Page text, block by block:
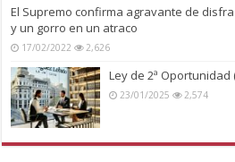
El Supremo confirma agravante de
y un gorro en un atraco
17/02/2022 2,626
Ley de 2ª
23/01/2025 2,574